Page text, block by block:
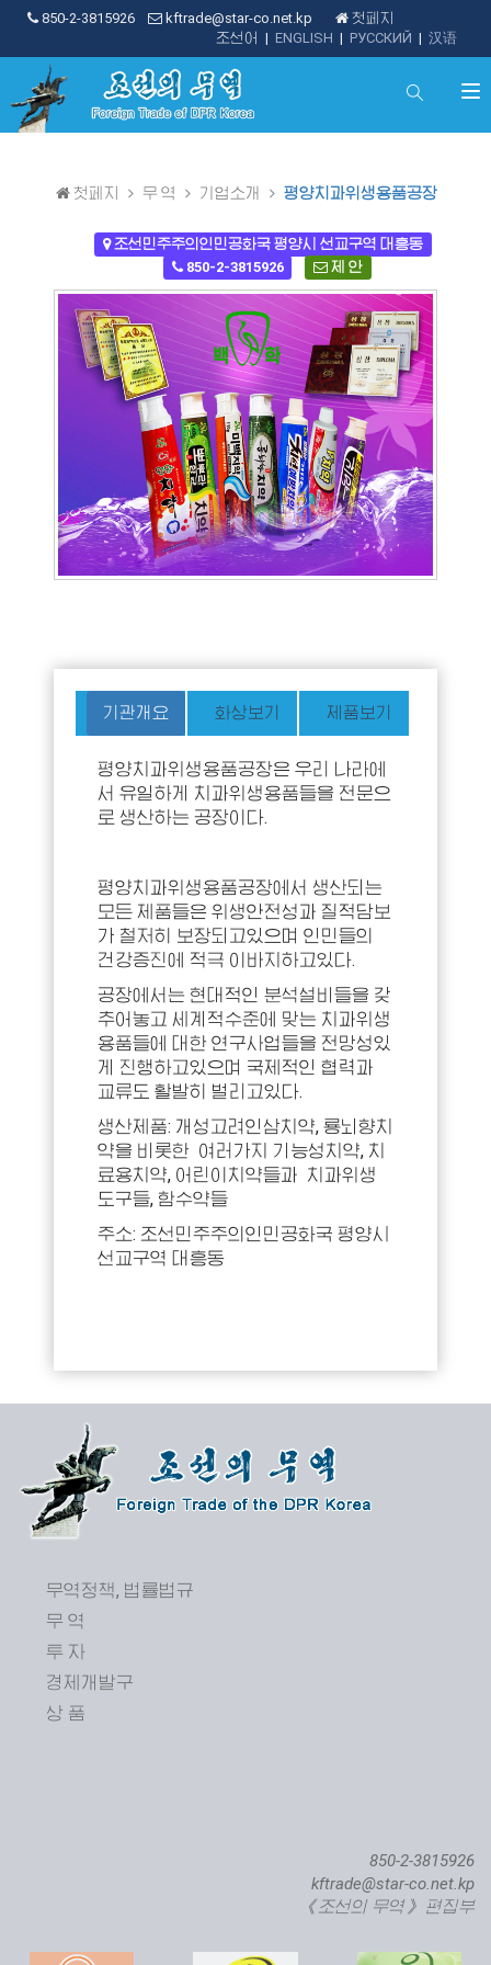
850-2-3815926 kftrade@star-co.net.kp
첫페지
| 汉语
| РУССКИЙ
| ENGLISH
조선어
첫페지 무 역 기업소개 평양치과위생용품공장
조선민주주의인민공화국 평양시 선교구역 대흥동
850-2-3815926
제 안
기관개요 화상보기 제품보기
평양치과위생용품공장은 우리 나라에
서 유일하게 치과위생용품들을 전문으
로 생산하는 공장이다.
평양치과위생용품공장에서 생산되는
모든 제품들은 위생안전성과 질적담보
가 철저히 보장되고있으며 인민들의
건강증진에 적극 이바지하고있다.
공장에서는 현대적인 분석설비들을 갖
추어놓고 세계적수준에 맞는 치과위생
용품들에 대한 연구사업들을 전망성있
게 진행하고있으며 국제적인 협력과
교류도 활발히 벌리고있다.
생산제품: 개성고려인삼치약, 룡뇌향치
약을 비롯한 여러가지 기능성치약, 치
료용치약, 어린이치약들과 치과위생
도구들, 함수약들
주소: 조선민주주의인민공화국 평양시
선교구역 대흥동
무역정책, 법률법규
무 역
투 자
경제개발구
상 품
850-2-3815926
kftrade@star-co.net.kp
《조선의 무역》 편집부